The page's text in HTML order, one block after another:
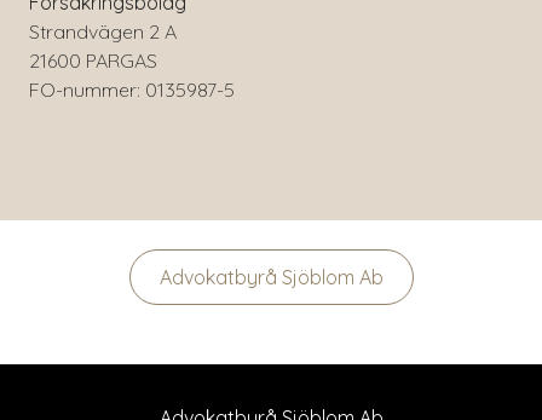
Strandvägen 2 A
21600 PARGAS
FO-nummer: 0135987-5
Advokatbyrå Sjöblom Ab